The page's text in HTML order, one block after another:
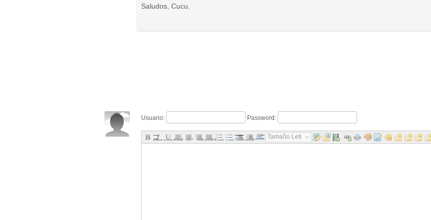
Saludos, Cucu.
Usuario: Password:
Tamaño Letra...